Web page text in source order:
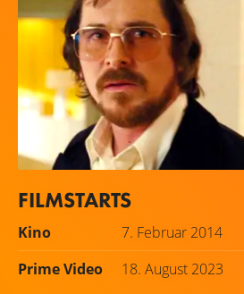
Christian Bale
Irving Rosenfeld
FILMSTARTS
Kino
7. Februar 2014
Prime Video
18. August 2023